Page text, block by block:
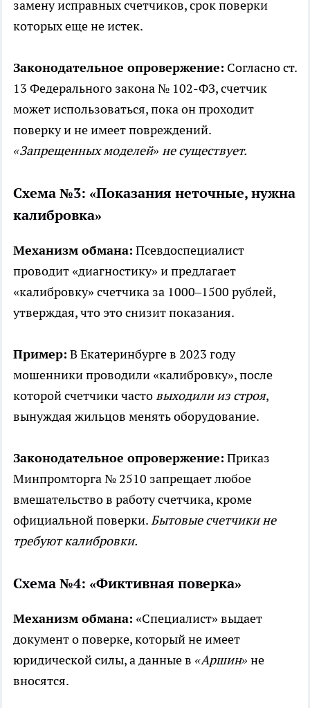
замену исправных счетчиков, срок поверки
которых еще не истек.
Законодательное опровержение: Согласно ст.
13 Федерального закона № 102-ФЗ, счетчик
может использоваться, пока он проходит
поверку и не имеет повреждений.
«Запрещенных моделей» не существует.
Схема №3: «Показания неточные, нужна
калибровка»
Механизм обмана: Псевдоспециалист
проводит «диагностику» и предлагает
«калибровку» счетчика за 1000–1500 рублей,
утверждая, что это снизит показания.
Пример: В Екатеринбурге в 2023 году
мошенники проводили «калибровку», после
которой счетчики частовыходили из строя,
вынуждая жильцов менять оборудование.
Законодательное опровержение: Приказ
Минпромторга № 2510 запрещает любое
вмешательство в работу счетчика, кроме
официальной поверки.Бытовые счетчики не
требуют калибровки.
Схема №4: «Фиктивная поверка»
Механизм обмана: «Специалист» выдает
документ о поверке, который не имеет
юридической силы, а данные в «Аршин» не
вносятся.